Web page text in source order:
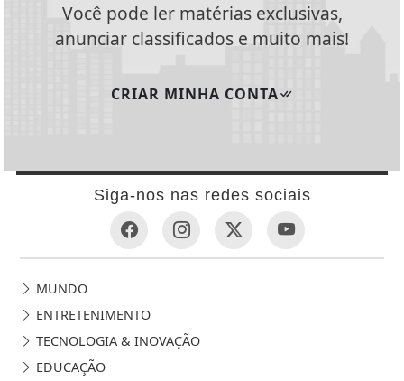
Você pode ler matérias exclusivas,
anunciar classificados e muito mais!
CRIAR MINHA CONTA
Siga-nos nas redes sociais
MUNDO
ENTRETENIMENTO
TECNOLOGIA & INOVAÇÃO
EDUCAÇÃO